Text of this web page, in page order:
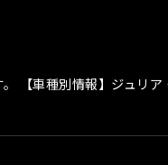
【車種別情報】ジュリア